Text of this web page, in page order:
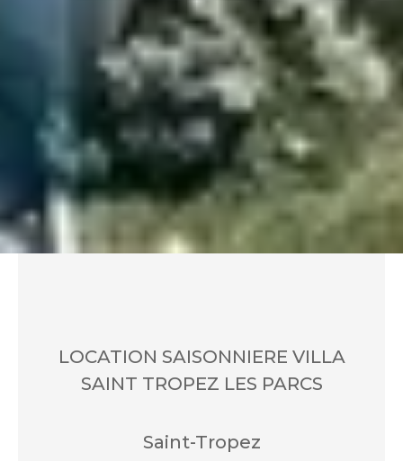
LOCATION SAISONNIERE VILLA
SAINT TROPEZ LES PARCS
Saint-Tropez